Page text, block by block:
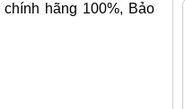
hãng 100%, Bảo